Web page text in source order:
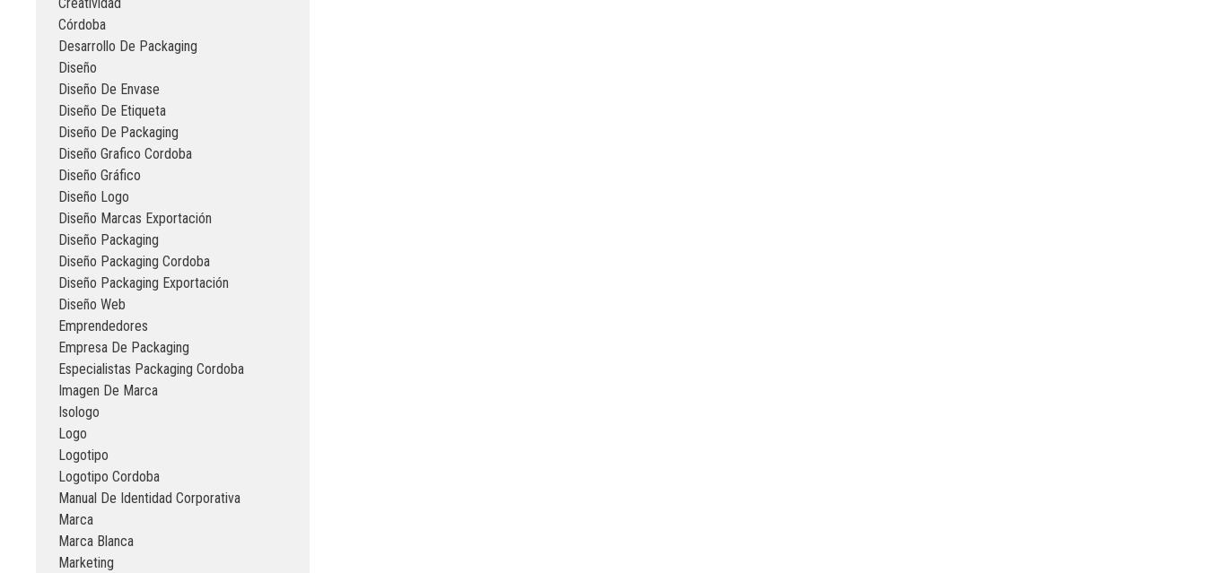
Córdoba
Desarrollo De Packaging
Diseño
Diseño De Envase
Diseño De Etiqueta
Diseño De Packaging
Diseño Grafico Cordoba
Diseño Gráfico
Diseño Logo
Diseño Marcas Exportación
Diseño Packaging
Diseño Packaging Cordoba
Diseño Packaging Exportación
Diseño Web
Emprendedores
Empresa De Packaging
Especialistas Packaging Cordoba
Imagen De Marca
Isologo
Logo
Logotipo
Logotipo Cordoba
Manual De Identidad Corporativa
Marca
Marca Blanca
Marketing